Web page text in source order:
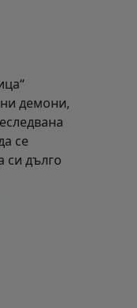
демони,
се
си дълго